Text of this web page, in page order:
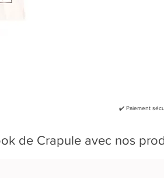
✔️ Paiement
de Crapule avec nos